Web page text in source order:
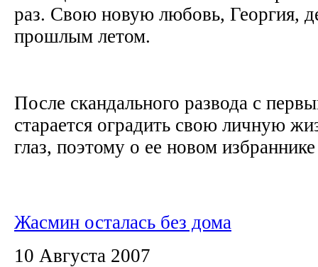
раз. Свою новую любовь, Георгия,
прошлым летом.
После скандального развода с
старается оградить свою личную
глаз, поэтому о ее новом
Жасмин осталась без дома
10 Августа 2007